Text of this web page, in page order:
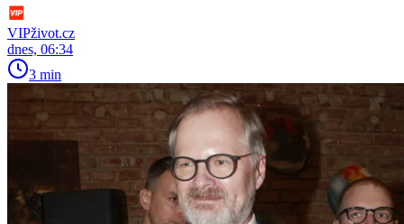
VIPživot.cz
dnes, 06:34
3 min